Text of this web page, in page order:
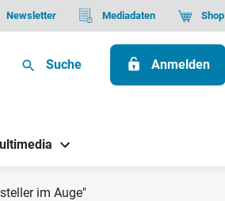
Newsletter Mediadaten Shop
Suche Anmelden
im Auge"